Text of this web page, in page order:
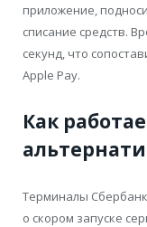
приложение,
списание средств.
секунд, что
Apple Pay.
Как
Терминалы
о скором запуске